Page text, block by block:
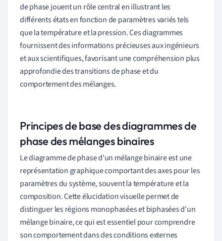
de phase jouent un rôle central en illustrant les
différents états en fonction de paramètres variés tels
que la température et la pression. Ces diagrammes
fournissent des informations précieuses aux ingénieurs
et aux scientifiques, favorisant une compréhension plus
approfondie des transitions de phase et du
comportement des mélanges.
Principes de base des diagrammes de
phase des mélanges binaires
Le diagramme de phase d'un mélange binaire est une
représentation graphique comportant des axes pour les
paramètres du système, souvent la température et la
composition. Cette élucidation visuelle permet de
distinguer les régions monophasées et biphasées d'un
mélange binaire, ce qui est essentiel pour comprendre
son comportement dans des conditions externes